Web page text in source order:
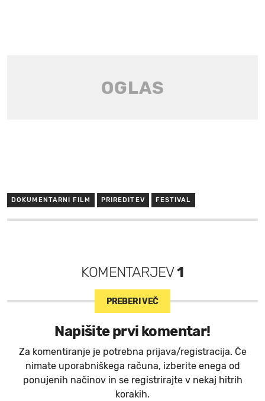
DOKUMENTARNI FILM PRIREDITEV FESTIVAL
KOMENTARJEV1
PREBERI VEČ
Napišite prvi komentar!
Za komentiranje je potrebna prijava/registracija. Če
nimate uporabniškega računa, izberite enega od
ponujenih načinov in se registrirajte v nekaj hitrih
korakih.